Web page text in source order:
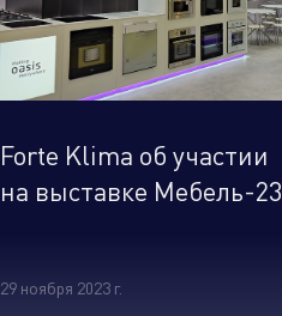
Forte Klima об участии
на выставке Мебель-23
29 ноября 2023 г.